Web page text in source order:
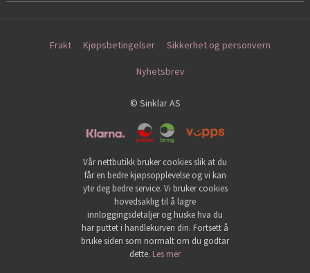
Frakt Kjøpsbetingelser Sikkerhet og personvern
Nyhetsbrev
© Sinklar AS
Vår nettbutikk bruker cookies slik at du
får en bedre kjøpsopplevelse og vi kan
yte deg bedre service. Vi bruker cookies
hovedsaklig til å lagre
innloggingsdetaljer og huske hva du
har puttet i handlekurven din. Fortsett å
bruke siden som normalt om du godtar
dette. Les mer